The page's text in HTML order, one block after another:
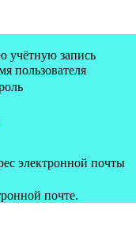
учётную запись
пользователя
электронной почты
почте.